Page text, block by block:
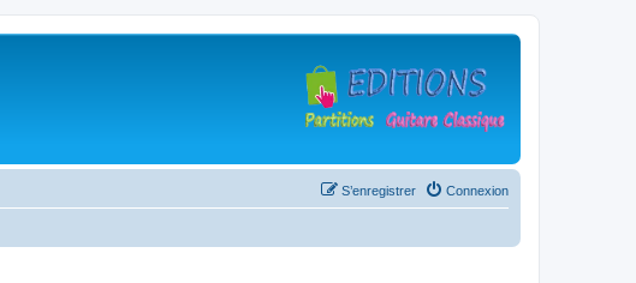
Connexion
S’enregistrer